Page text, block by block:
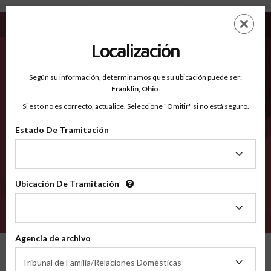
Effingham GA - Condados Reconocidos
EN
Condados Reconocidos
2600
Localización
Según su información, determinamos que su ubicación puede ser:
Franklin, Ohio.
Si esto no es correcto, actualice. Seleccione "Omitir" si no está seguro.
Estado De Tramitación
Tramitación
Ubicación De Tramitación
Tramitación
Agencia de archivo
Tribunal de Familia/Relaciones Domésticas
de